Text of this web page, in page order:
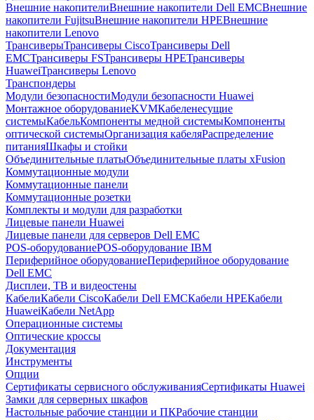
Внешние накопителиВнешние накопители Dell EMCВнешние
накопители FujitsuВнешние накопители HPEВнешние
накопители Lenovo
ТрансиверыТрансиверы CiscoТрансиверы Dell
EMCТрансиверы FSТрансиверы HPEТрансиверы
HuaweiТрансиверы Lenovo
Транспондеры
Модули безопасностиМодули безопасности Huawei
Монтажное оборудованиеKVMКабеленесущие
системыКабельКомпоненты медной системыКомпоненты
оптической системыОрганизация кабеляРаспределение
питанияШкафы и стойки
Объединительные платыОбъединительные платы xFusion
Коммутационные модули
Коммутационные панели
Коммутационные розетки
Комплекты и модули для разработки
Лицевые панели Huawei
Лицевые панели для серверов Dell EMC
POS-оборудованиеPOS-оборудование IBM
Периферийное оборудованиеПериферийное оборудование
Dell EMC
Дисплеи, ТВ и видеостены
КабелиКабели CiscoКабели Dell EMCКабели HPEКабели
HuaweiКабели NetApp
Операционные системы
Оптические кроссы
Документация
Инструменты
Опции
Сертификаты сервисного обслуживанияСертификаты Huawei
Замки для серверных шкафов
Настольные рабочие станции и ПКРабочие станции